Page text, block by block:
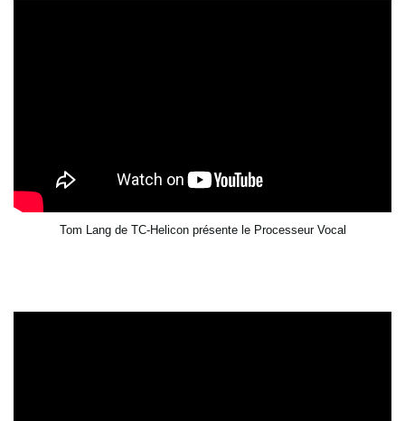
Tom Lang de TC-Helicon présente le Processeur Vocal